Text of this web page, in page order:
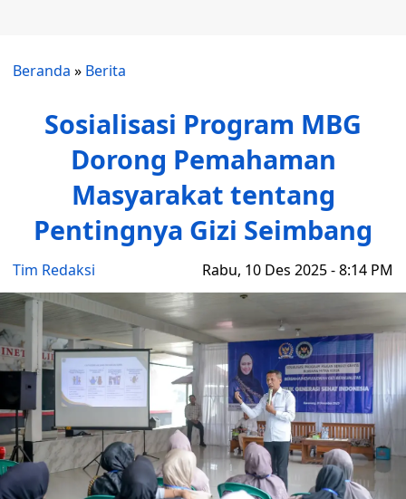
Beranda » Berita
Sosialisasi Program MBG
Dorong Pemahaman
Masyarakat tentang
Pentingnya Gizi Seimbang
Tim Redaksi Rabu, 10 Des 2025 - 8:14 PM